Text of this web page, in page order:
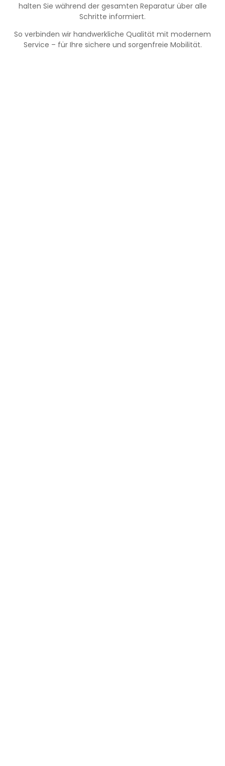
halten Sie während der gesamten Reparatur über alle
Schritte informiert.
So verbinden wir handwerkliche Qualität mit modernem
Service – für Ihre sichere und sorgenfreie Mobilität.